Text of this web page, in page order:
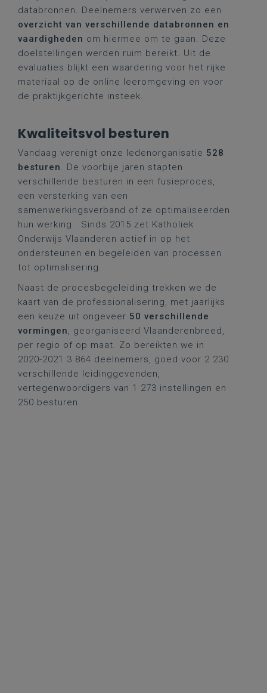
databronnen. Deelnemers verwerven zo een
overzicht van verschillende databronnen en
vaardigheden om hiermee om te gaan. Deze
doelstellingen werden ruim bereikt. Uit de
evaluaties blijkt een waardering voor het rijke
materiaal op de online leeromgeving en voor
de praktijkgerichte insteek.
Kwaliteitsvol besturen
Vandaag verenigt onze ledenorganisatie 528
besturen. De voorbije jaren stapten
verschillende besturen in een fusieproces,
een versterking van een
samenwerkingsverband of ze optimaliseerden
hun werking. Sinds 2015 zet Katholiek
Onderwijs Vlaanderen actief in op het
ondersteunen en begeleiden van processen
tot optimalisering.
Naast de procesbegeleiding trekken we de
kaart van de professionalisering, met jaarlijks
een keuze uit ongeveer 50 verschillende
vormingen, georganiseerd Vlaanderenbreed,
per regio of op maat. Zo bereikten we in
2020-2021 3 864 deelnemers, goed voor 2 230
verschillende leidinggevenden,
vertegenwoordigers van 1 273 instellingen en
250 besturen.